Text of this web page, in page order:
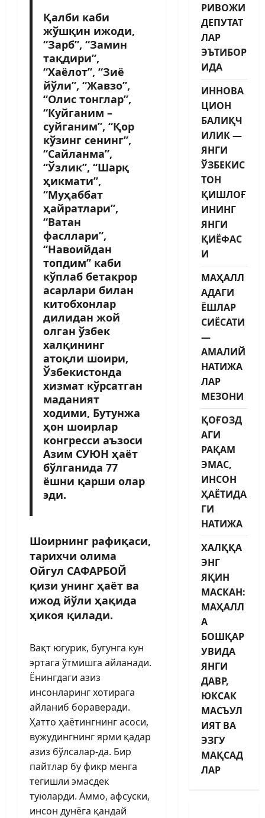
Қалби каби
жўшқин ижоди,
“Зарб”, “Замин
тақдири”,
“Хаёлот”, “Зиё
йўли”, “Жавзо”,
“Олис тонглар”,
“Куйганим –
суйганим”, “Қор
кўзинг сенинг”,
“Сайланма”,
“Ўзлик”, “Шарқ
ҳикмати”,
“Муҳаббат
ҳайратлари”,
“Ватан
фасллари”,
“Навоийдан
топдим” каби
кўплаб бетакрор
асарлари билан
китобхонлар
дилидан жой
олган ўзбек
халқининг
атоқли шоири,
Ўзбекистонда
хизмат кўрсатган
маданият
ходими, Бутунжа
ҳон шоирлар
конгресси аъзоси
Азим СУЮН ҳаёт
бўлганида 77
ёшни қарши олар
эди.
Шоирнинг рафиқаси,
тарихчи олима
Ойгул САФАРБОЙ
қизи унинг ҳаёт ва
ижод йўли ҳақида
ҳикоя қилади.
Вақт югурик, бугунга кун
эртага ўтмишга айланади.
Ёнингдаги азиз
инсонларинг хотирага
айланиб бораверади.
Ҳатто ҳаётингнинг асоси,
вужудинг­нинг ярми қадар
азиз бўлсалар-да. Бир
пайтлар бу фикр менга
тегишли эмасдек
туюларди. Аммо, афсуски,
инсон дунёга қандай
РИВОЖИ
ДЕПУТАТ
ЛАР
ЭЪТИБОР
ИДА
ИННОВА
ЦИОН
БАЛИҚЧ
ИЛИК —
ЯНГИ
ЎЗБЕКИС
ТОН
ҚИШЛОҒ
ИНИНГ
ЯНГИ
ҚИЁФАС
И
МАҲАЛЛ
АДАГИ
ЁШЛАР
СИЁСАТИ
—
АМАЛИЙ
НАТИЖА
ЛАР
МЕЗОНИ
ҚОҒОЗД
АГИ
РАҚАМ
ЭМАС,
ИНСОН
ҲАЁТИДА
ГИ
НАТИЖА
ХАЛҚҚА
ЭНГ
ЯҚИН
МАСКАН:
МАҲАЛЛ
А
БОШҚАР
УВИДА
ЯНГИ
ДАВР,
ЮКСАК
МАСЪУЛ
ИЯТ ВА
ЭЗГУ
МАҚСАД
ЛАР